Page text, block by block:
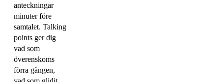
anteckningar
minuter före
samtalet. Talking
points ger dig
vad som
överenskoms
förra gången,